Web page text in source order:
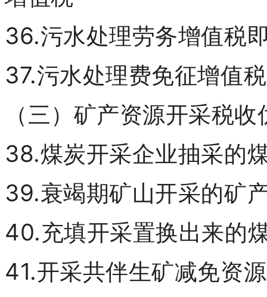
36.污水处理劳务增值税
37.污水处理费免征增值税
（三）矿产资源开采税收
38.煤炭开采企业抽采的
39.衰竭期矿山开采的矿
40.充填开采置换出来的
41.开采共伴生矿减免资